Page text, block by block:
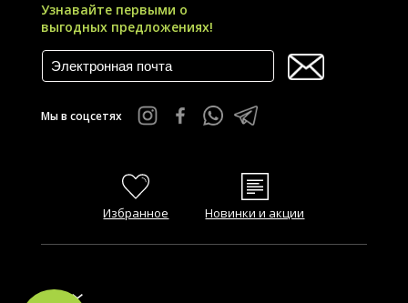
Узнавайте первыми о
выгодных предложениях!
Мы в соцсетях
Избранное Новинки и акции
FAQ